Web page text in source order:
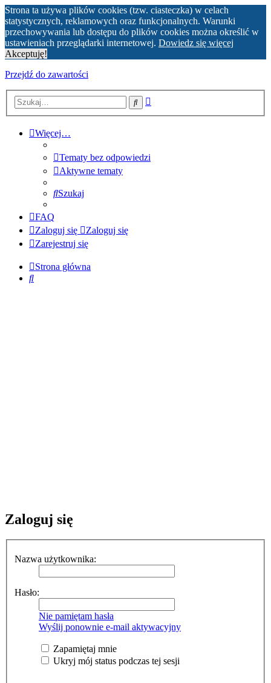
Strona ta używa plików cookies (tzw. ciasteczka) w celach
statystycznych, reklamowych oraz funkcjonalnych. Warunki
przechowywania lub dostępu do plików cookies można określić w
ustawieniach przeglądarki internetowej. Dowiedz się więcej
Akceptuję!
Przejdź do zawartości
Szukaj
Więcej…
Tematy bez odpowiedzi
Aktywne tematy
Szukaj
FAQ
Zaloguj się
Zaloguj się
Zarejestruj się
Strona główna
Szukaj
Zaloguj się
Nazwa użytkownika:
Hasło:
Nie pamiętam hasła
Wyślij ponownie e-mail aktywacyjny
Zapamiętaj mnie
Ukryj mój status podczas tej sesji